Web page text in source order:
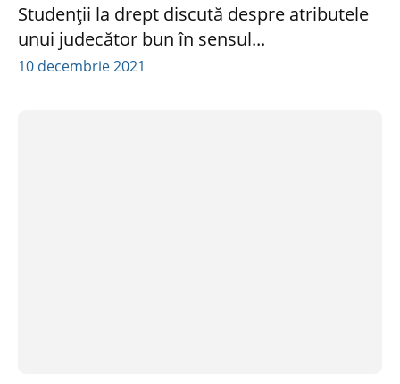
Studenții la drept discută despre atributele
unui judecător bun în sensul...
10 decembrie 2021